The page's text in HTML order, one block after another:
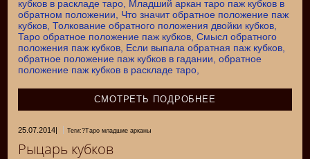
СМОТРЕТЬ ПОДРОБНЕЕ
25.07.2014 Теги:?Таро младшие арканы
Рыцарь кубков